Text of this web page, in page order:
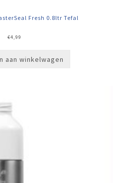
Fresh 0.8ltr Tefal
€4,99
aan winkelwagen